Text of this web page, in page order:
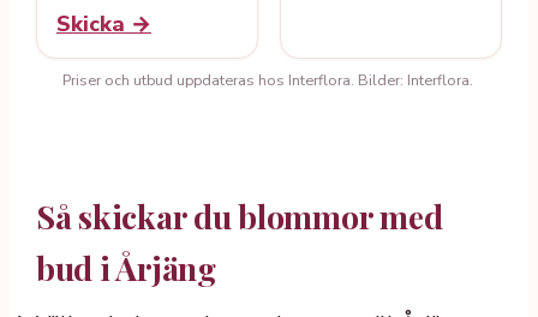
Skicka →
Priser och utbud uppdateras hos Interflora. Bilder: Interflora.
Så skickar du blommor med
bud i Årjäng